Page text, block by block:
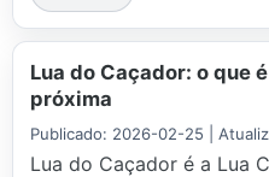
Lua do Caçador: o que
próxima
Publicado: 2026-02-25 |
Lua do Caçador é a Lua